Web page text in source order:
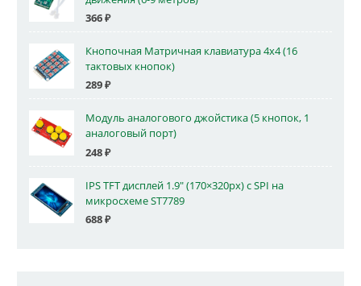
366₽
Кнопочная Матричная клавиатура 4x4 (16
тактовых кнопок)
289₽
Модуль аналогового джойстика (5 кнопок, 1
аналоговый порт)
248₽
IPS TFT дисплей 1.9" (170×320px) с SPI на
микросхеме ST7789
688₽